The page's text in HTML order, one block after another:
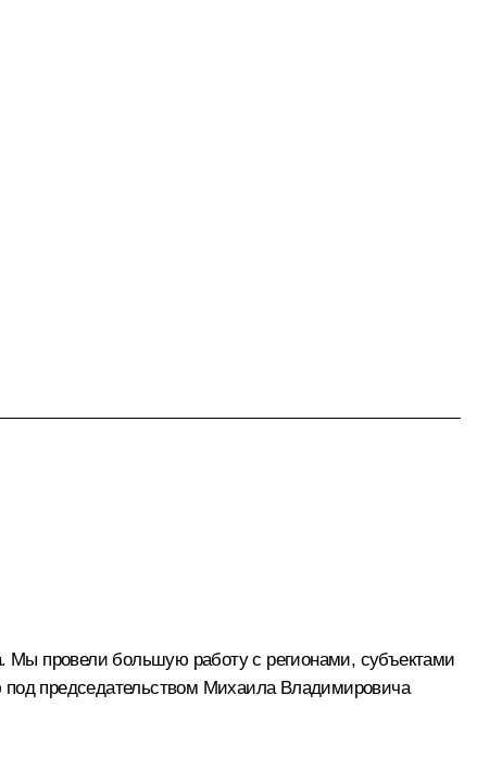
Мы провели большую работу с регионами, субъектами
под председательством Михаила Владимировича